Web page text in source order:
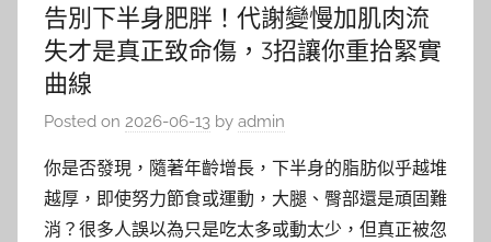
告別下半身肥胖！代謝變慢加肌肉流
失才是真正致命傷，3招讓你重拾緊實
曲線
Posted on 2026-06-13 by admin
你是否發現，隨著年齡增長，下半身的脂肪似乎越堆
越厚，即使努力節食或運動，大腿、臀部還是頑固難
消？很多人誤以為只是吃太多或動太少，但真正被忽